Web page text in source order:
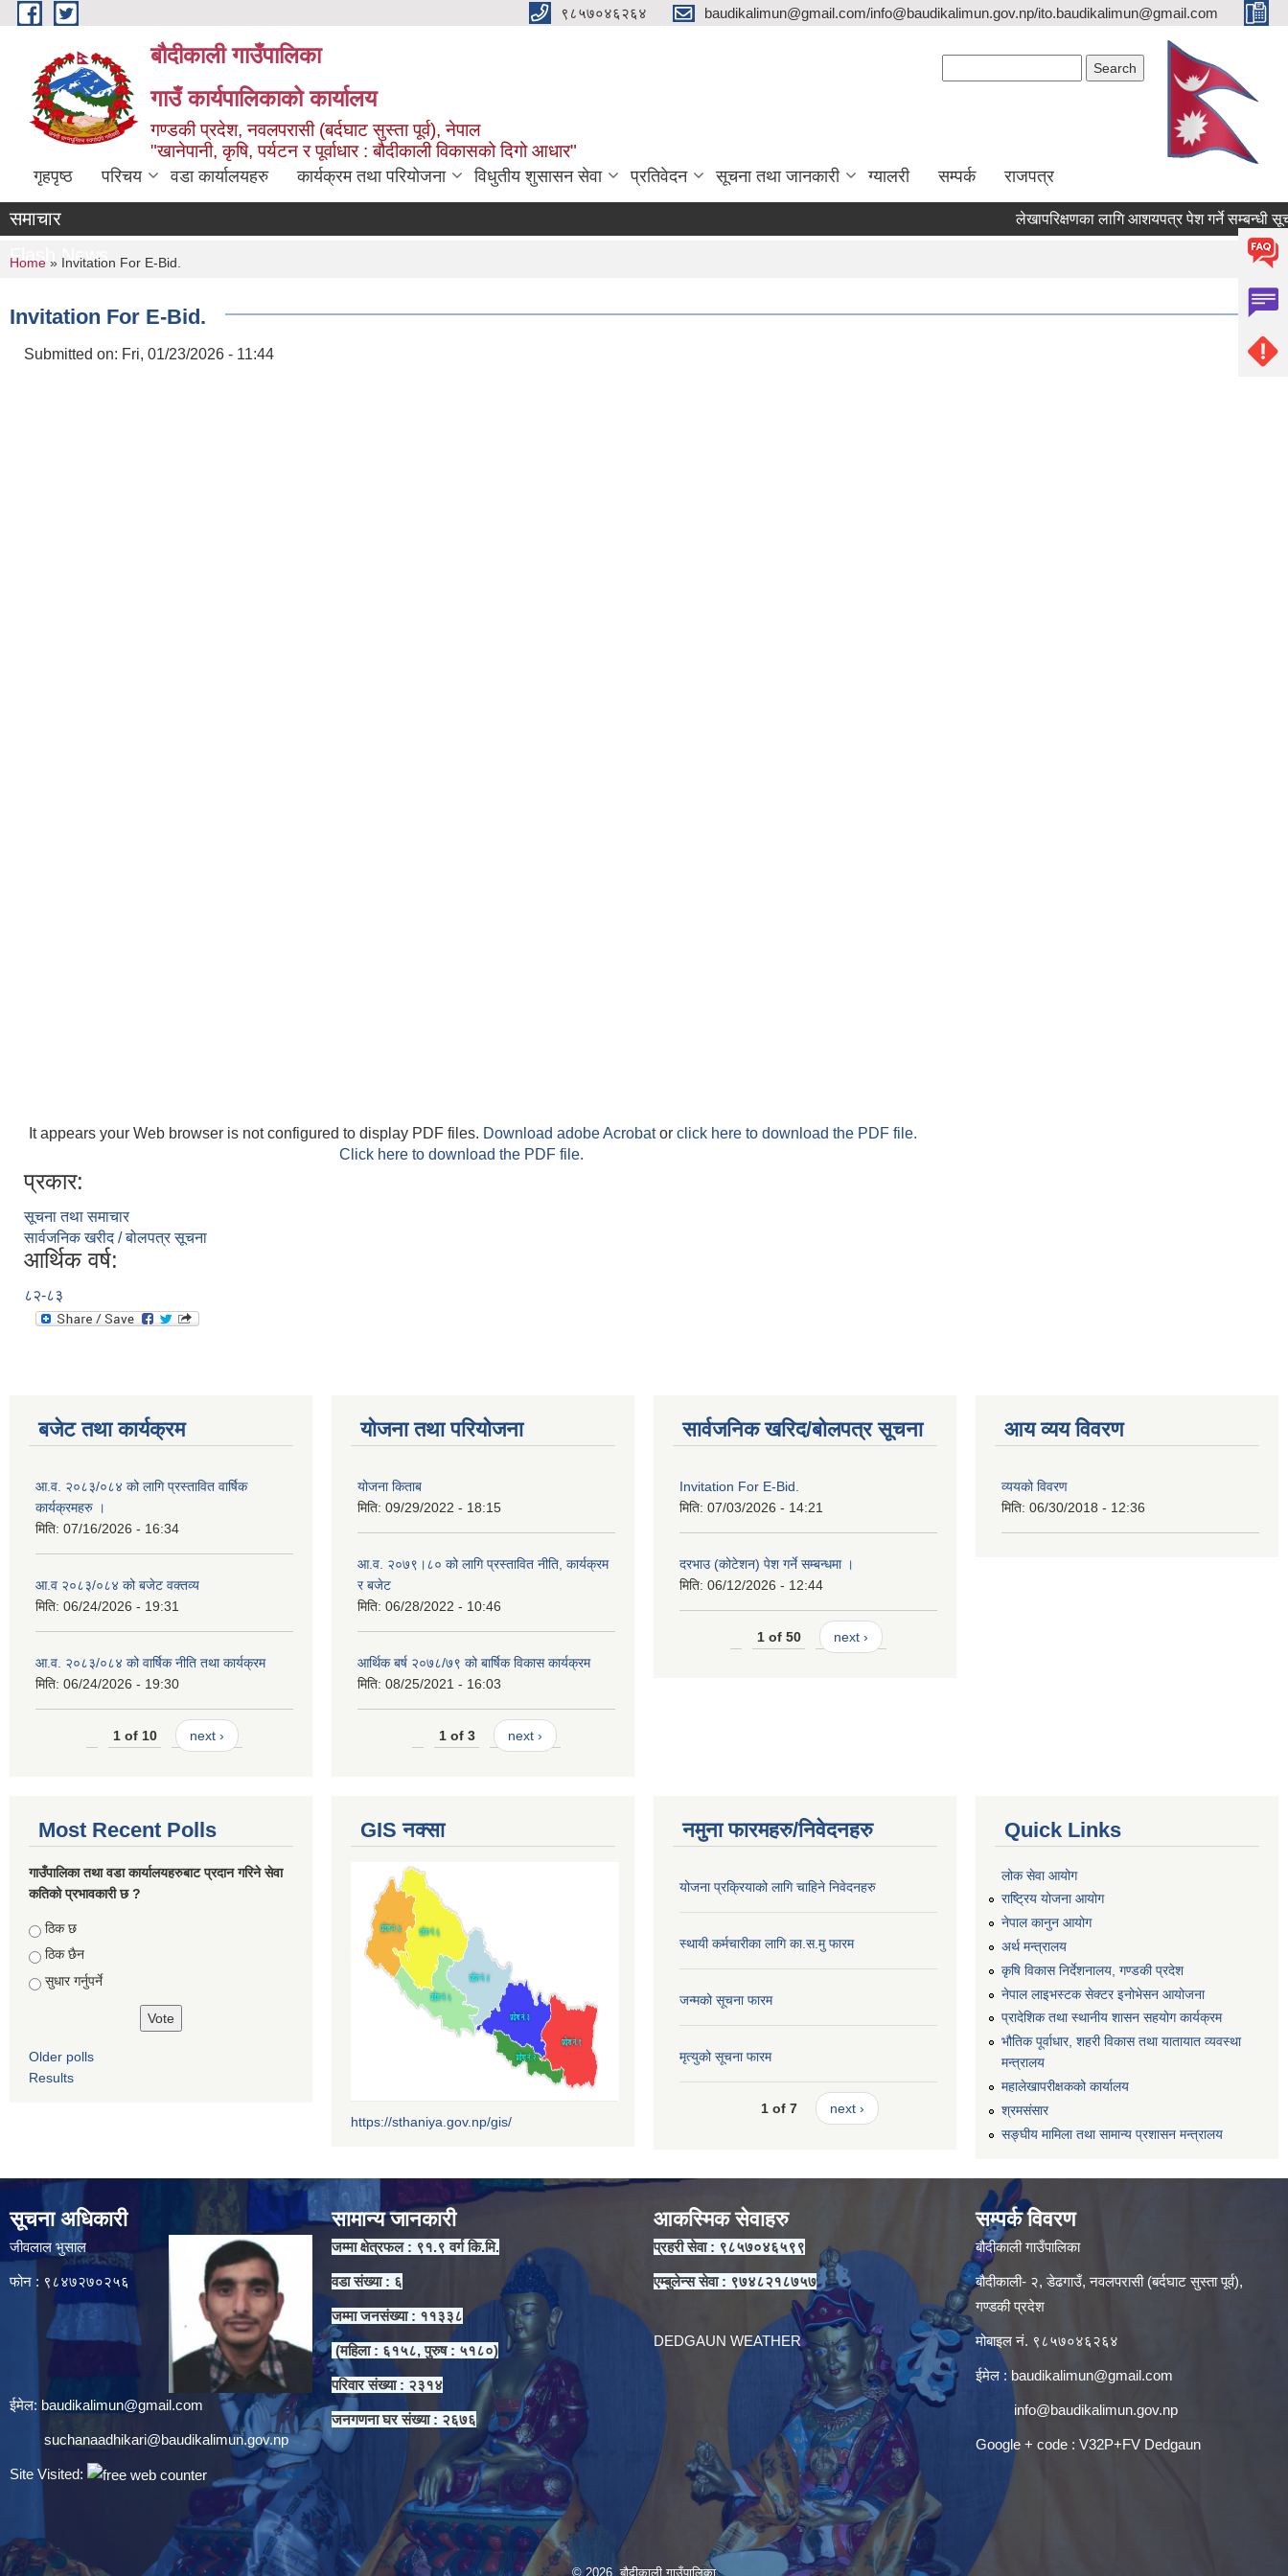
Skip to main content ९८५७०४६२६४ baudikalimun@gmail.com/info@baudikalimun.gov.np/ito.baudikalimun@gmail.com
बौदीकाली गाउँपालिका
गाउँ कार्यपालिकाको कार्यालय
गण्डकी प्रदेश, नवलपरासी (बर्दघाट सुस्ता पूर्व), नेपाल
"खानेपानी, कृषि, पर्यटन र पूर्वाधार : बौदीकाली विकासको दिगो आधार"
गृहपृष्ठ परिचय वडा कार्यालयहरु कार्यक्रम तथा परियोजना विधुतीय शुसासन सेवा प्रतिवेदन सूचना तथा जानकारी ग्यालरी सम्पर्क राजपत्र
समाचार लेखापरिक्षणका लागि आशयपत्र पेश गर्ने सम्बन्धी सूचना ।
Flash News लेखापरिक्षणका लागि आशयपत्र पेश गर्ने सम्बन्धी सूचना ।
You are here
Home » Invitation For E-Bid.
Invitation For E-Bid.
Submitted on: Fri, 01/23/2026 - 11:44
It appears your Web browser is not configured to display PDF files. Download adobe Acrobator click here to download the PDF file.
Click here to download the PDF file.
प्रकार:
सूचना तथा समाचार
सार्वजनिक खरीद / बोलपत्र सूचना
आर्थिक वर्ष:
८२-८३
बजेट तथा कार्यक्रम
आ.व. २०८३/०८४ को लागि प्रस्तावित वार्षिक
कार्यक्रमहरु ।
मिति: 07/16/2026 - 16:34
आ.व २०८३/०८४ को बजेट वक्तव्य
मिति: 06/24/2026 - 19:31
आ.व. २०८३/०८४ को वार्षिक नीति तथा कार्यक्रम
मिति: 06/24/2026 - 19:30
1 of 10 next ›
योजना तथा परियोजना
योजना किताब
मिति: 09/29/2022 - 18:15
आ.व. २०७९।८० को लागि प्रस्तावित नीति, कार्यक्रम
र बजेट
मिति: 06/28/2022 - 10:46
आर्थिक बर्ष २०७८/७९ को बार्षिक विकास कार्यक्रम
मिति: 08/25/2021 - 16:03
1 of 3 next ›
सार्वजनिक खरिद/बोलपत्र सूचना
Invitation For E-Bid.
मिति: 07/03/2026 - 14:21
दरभाउ (कोटेशन) पेश गर्ने सम्बन्धमा ।
मिति: 06/12/2026 - 12:44
1 of 50 next ›
आय व्यय विवरण
व्ययको विवरण
मिति: 06/30/2018 - 12:36
Most Recent Polls
गाउँपालिका तथा वडा कार्यालयहरुबाट प्रदान गरिने सेवा
कतिको प्रभावकारी छ ?
Choices
ठिक छ
ठिक छैन
सुधार गर्नुपर्ने
Older polls
Results
GIS नक्सा
https://sthaniya.gov.np/gis/
नमुना फारमहरु/निवेदनहरु
योजना प्रक्रियाको लागि चाहिने निवेदनहरु
स्थायी कर्मचारीका लागि का.स.मु फारम
जन्मको सूचना फारम
मृत्युको सूचना फारम
1 of 7 next ›
Quick Links
लोक सेवा आयोग
राष्ट्रिय योजना आयोग
नेपाल कानुन आयोग
अर्थ मन्त्रालय
कृषि विकास निर्देशनालय, गण्डकी प्रदेश
नेपाल लाइभस्टक सेक्टर इनोभेसन आयोजना
प्रादेशिक तथा स्थानीय शासन सहयोग कार्यक्रम
भौतिक पूर्वाधार, शहरी विकास तथा यातायात व्यवस्था
मन्त्रालय
महालेखापरीक्षकको कार्यालय
श्रमसंसार
सङ्घीय मामिला तथा सामान्य प्रशासन मन्त्रालय
सूचना अधिकारी
जीवलाल भुसाल
फोन : ९८४७२७०२५६
ईमेल: baudikalimun@gmail.com
suchanaadhikari@baudikalimun.gov.np
Site Visited:
सामान्य जानकारी
जम्मा क्षेत्रफल : ९१.९ वर्ग कि.मि.
वडा संख्या : ६
जम्मा जनसंख्या : ११३३८
(महिला : ६१५८, पुरुष : ५१८०)
परिवार संख्या : २३१४
जनगणना घर संख्या : २६७६
आकस्मिक सेवाहरु
प्रहरी सेवा : ९८५७०४६५९९
एम्बुलेन्स सेवा : ९७४८२१८७५७
DEDGAUN WEATHER
सम्पर्क विवरण
बौदीकाली गाउँपालिका
बौदीकाली- २, डेढगाउँ, नवलपरासी (बर्दघाट सुस्ता पूर्व),
गण्डकी प्रदेश
मोबाइल नं. ९८५७०४६२६४
ईमेल :baudikalimun@gmail.com
info@baudikalimun.gov.np
Google + code : V32P+FV Dedgaun
© 2026 बौदीकाली गाउँपालिका